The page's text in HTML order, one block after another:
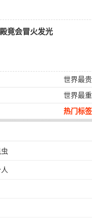
德大医院命名的巨型
纪带领一个僧侣开始
几千年来漫长的历史中
征服英格兰期间，獒犬
可追溯到古罗马的相
至125磅。
是世界上身高最高的
竟会冒火发光
世界最贵
世界最重
热门标签